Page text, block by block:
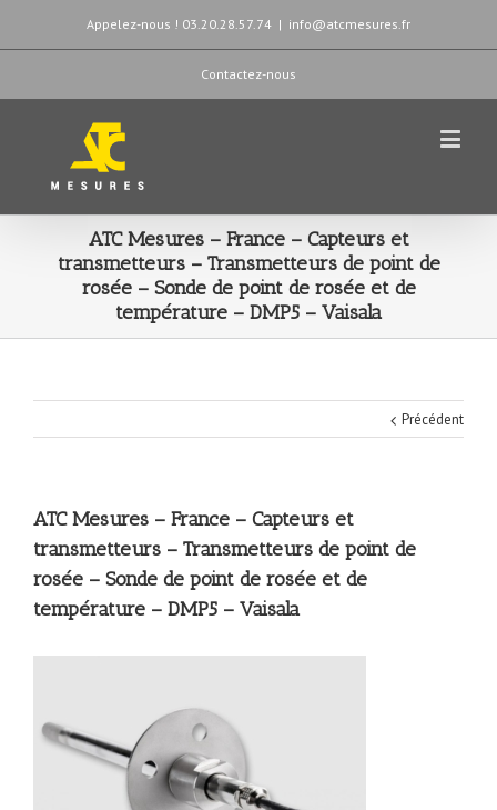
Appelez-nous ! 03.20.28.57.74 | info@atcmesures.fr
Contactez-nous
ATC Mesures – France – Capteurs et
transmetteurs – Transmetteurs de point de
rosée – Sonde de point de rosée et de
température – DMP5 – Vaisala
Précédent
ATC Mesures – France – Capteurs et
transmetteurs – Transmetteurs de point de
rosée – Sonde de point de rosée et de
température – DMP5 – Vaisala